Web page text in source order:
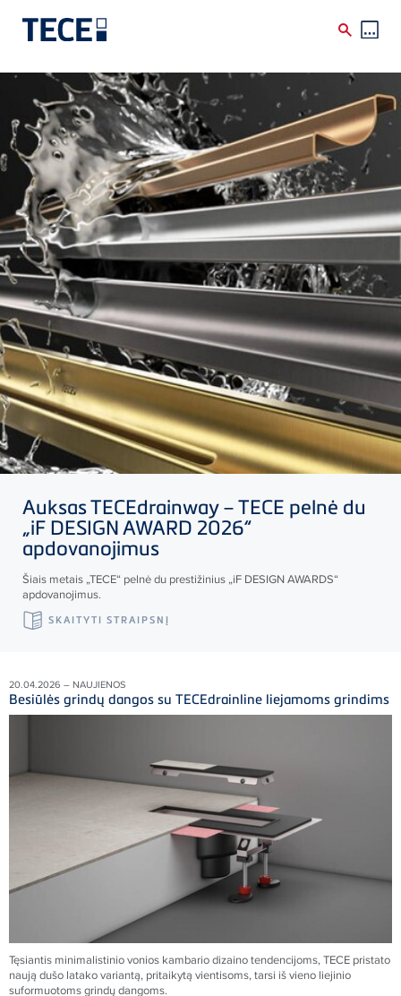
Skip to main content
AuksasTECEdrainway –TECE pelnė du
„iF DESIGN AWARD 2026“
apdovanojimus
Šiais metais „TECE“ pelnė du prestižinius „iF DESIGN AWARDS“
apdovanojimus.
SKAITYTI STRAIPSNĮ
20.04.2026 – NAUJIENOS
Besiūlės grindų dangos su TECEdrainline liejamoms grindims
Tęsiantis minimalistinio vonios kambario dizaino tendencijoms, TECE pristato
naują dušo latako variantą, pritaikytą vientisoms, tarsi iš vieno liejinio
suformuotoms grindų dangoms.